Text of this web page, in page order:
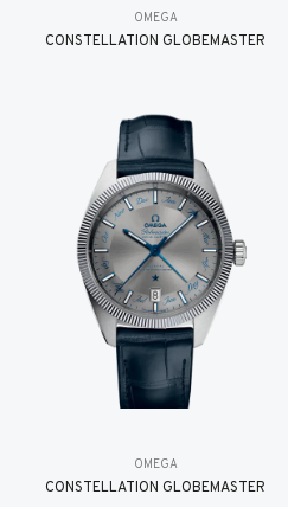
OMEGA
CONSTELLATION GLOBEMASTER
OMEGA
CONSTELLATION GLOBEMASTER